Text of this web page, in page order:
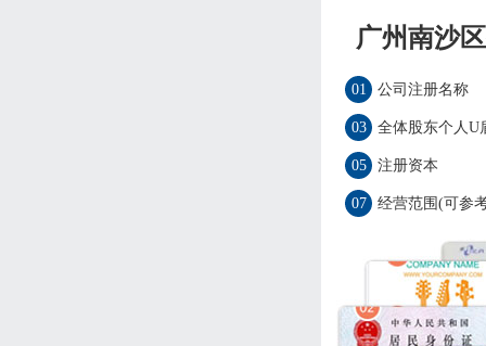
广州南沙
01 公司注册名称
03 全体股东个人U
05 注册资本
07 经营范围(可参